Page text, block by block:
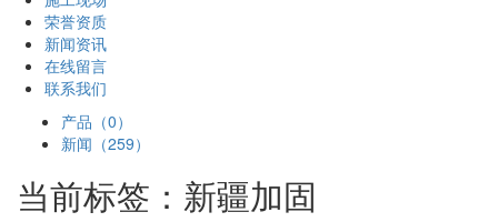
荣誉资质
新闻资讯
在线留言
联系我们
产品（0）
新闻（259）
当前标签： 新疆加固